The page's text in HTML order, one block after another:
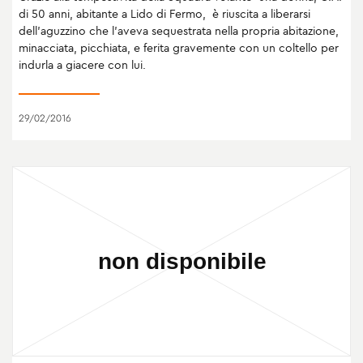
di 50 anni, abitante a Lido di Fermo, è riuscita a liberarsi
dell’aguzzino che l’aveva sequestrata nella propria abitazione,
minacciata, picchiata, e ferita gravemente con un coltello per
indurla a giacere con lui.
29/02/2016